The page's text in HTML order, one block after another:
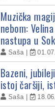
Muzička
nebom:
nastupa u
Saša
Bazeni,
istoj čaršiji,
Saša